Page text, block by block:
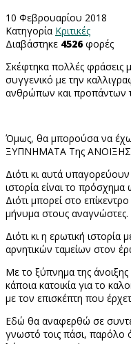
10 Φεβρουαρίου 2018
Κατηγορία Κριτικές
Διαβάστηκε 4526 φορές
Σκέφτηκα πολλές φράσεις
συγγενικό με την
ανθρώπων και προπάντων
Όμως, θα μπορούσα να έχω
ΞΥΠΝΗΜΑΤΑ Της
Διότι κι αυτά
ιστορία είναι το
Διότι μπορεί στο
μήνυμα στους αναγνώστες.
Διότι κι η ερωτική
αρνητικών ταμείων στον
Με το ξύπνημα της άνοιξης
κάποια κατοικία για το
με τον επισκέπτη που
Εδώ θα αναφερθώ σε
γνωστό τοις πάσι, παρόλο